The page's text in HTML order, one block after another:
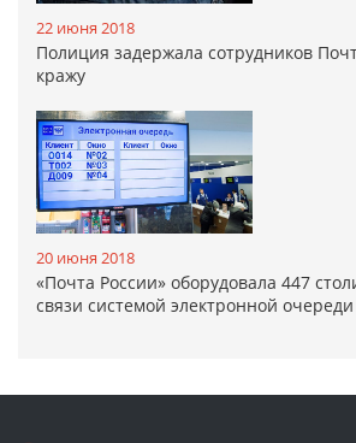
22 июня 2018
Полиция задержала сотрудников
кражу
20 июня 2018
«Почта России» оборудовала 447
связи системой электронной очереди